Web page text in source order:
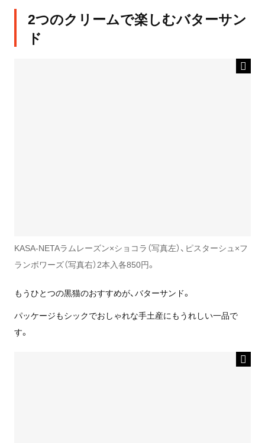
2つのクリームで楽しむバターサン
ド
KASA-NETAラムレーズン×ショコラ（写真左）、ピスターシュ×フ
ランボワーズ（写真右）2本入各850円。
もうひとつの黒猫のおすすめが、バターサンド。
パッケージもシックでおしゃれな手土産にもうれしい一品で
す。